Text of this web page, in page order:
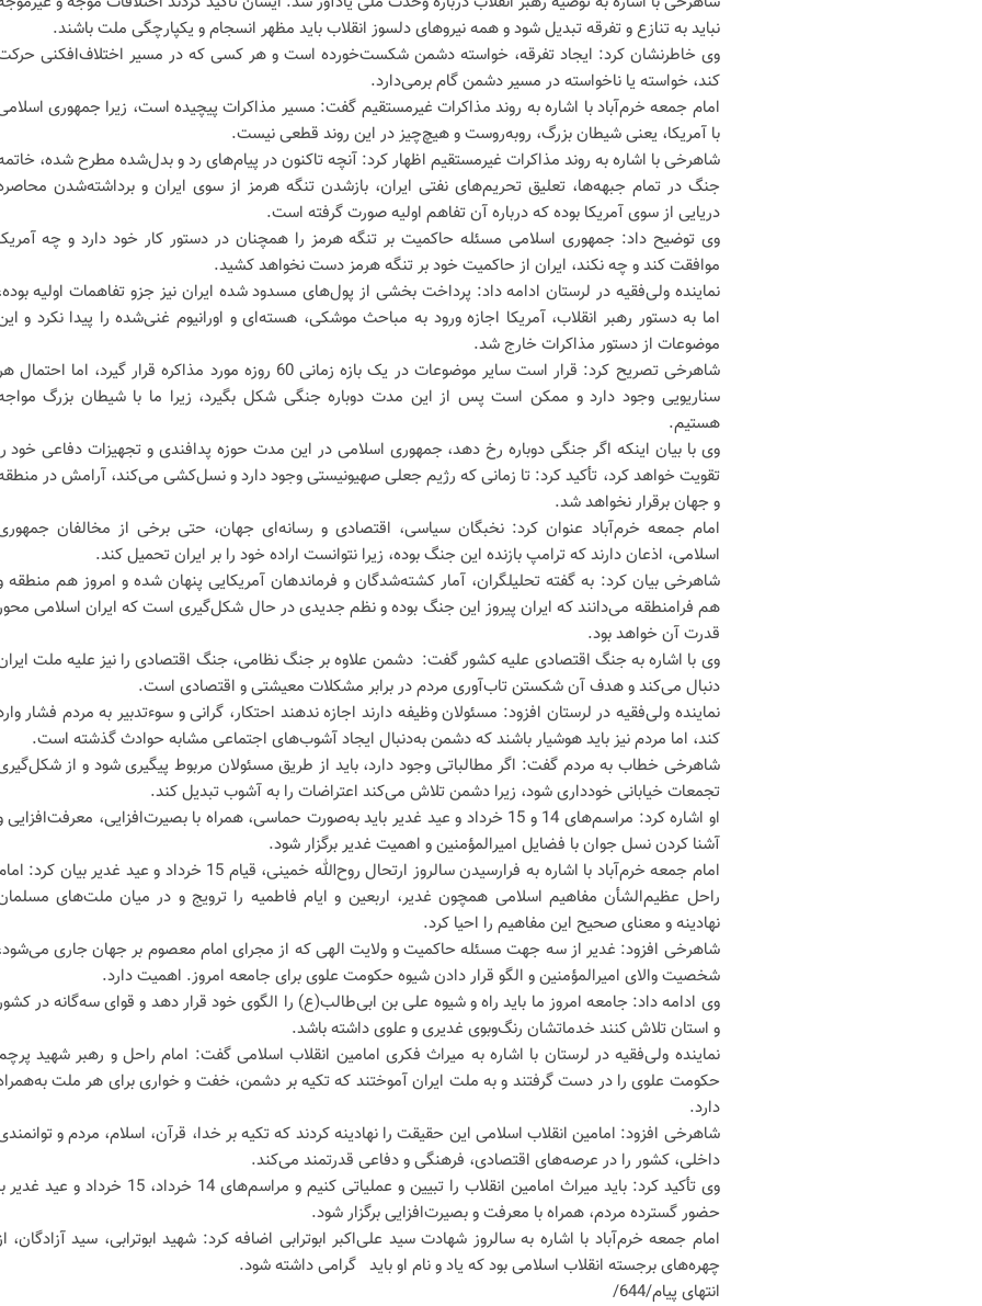
نباید به تنازع و تفرقه تبدیل شود و همه نیروهای دلسوز انقلاب باید مظهر انسجام و یکپارچگی ملت باشند.
وی خاطرنشان کرد: ایجاد تفرقه، خواسته دشمن شکست‌خورده است و هر کسی که در مسیر اختلاف‌افکنی
کند، خواسته یا ناخواسته در مسیر دشمن گام برمی‌دارد.
امام جمعه خرم‌آباد با اشاره به روند مذاکرات غیرمستقیم گفت: مسیر مذاکرات پیچیده است، زیرا جمهوری
با آمریکا، یعنی شیطان بزرگ، روبه‌روست و هیچ‌چیز در این روند قطعی نیست.
شاهرخی با اشاره به روند مذاکرات غیرمستقیم اظهار کرد: آنچه تاکنون در پیام‌های رد و بدل‌شده مطرح شده،
جنگ در تمام جبهه‌ها، تعلیق تحریم‌های نفتی ایران، بازشدن تنگه هرمز از سوی ایران و برداشته‌شدن
دریایی از سوی آمریکا بوده که درباره آن تفاهم اولیه صورت گرفته‌ است.
وی توضیح داد: جمهوری اسلامی مسئله حاکمیت بر تنگه هرمز را همچنان در دستور کار خود دارد و چه
موافقت کند و چه نکند، ایران از حاکمیت خود بر تنگه هرمز دست نخواهد کشید.
نماینده ولی‌فقیه در لرستان ادامه داد: پرداخت بخشی از پول‌های مسدود شده ایران نیز جزو تفاهمات اولیه
اما به دستور رهبر انقلاب، آمریکا اجازه ورود به مباحث موشکی، هسته‌ای و اورانیوم غنی‌شده را پیدا نکرد و
موضوعات از دستور مذاکرات خارج شد.
شاهرخی تصریح کرد: قرار است سایر موضوعات در یک بازه زمانی 60 روزه مورد مذاکره قرار گیرد، اما
سناریویی وجود دارد و ممکن است پس از این مدت دوباره جنگی شکل بگیرد، زیرا ما با شیطان بزرگ
هستیم.
وی با بیان اینکه اگر جنگی دوباره رخ دهد، جمهوری اسلامی در این مدت حوزه پدافندی و تجهیزات دفاعی خود
تقویت خواهد کرد، تأکید کرد: تا زمانی که رژیم جعلی صهیونیستی وجود دارد و نسل‌کشی می‌کند، آرامش در
و جهان برقرار نخواهد شد.
امام جمعه خرم‌آباد عنوان کرد: نخبگان سیاسی، اقتصادی و رسانه‌ای جهان، حتی برخی از مخالفان
اسلامی، اذعان دارند که ترامپ بازنده این جنگ بوده، زیرا نتوانست اراده خود را بر ایران تحمیل کند.
شاهرخی بیان کرد: به گفته تحلیلگران، آمار کشته‌شدگان و فرماندهان آمریکایی پنهان شده و امروز هم منطقه
هم فرامنطقه می‌دانند که ایران پیروز این جنگ بوده و نظم جدیدی در حال شکل‌گیری است که ایران اسلامی
قدرت آن خواهد بود.
وی با اشاره به جنگ اقتصادی علیه کشور گفت: دشمن علاوه بر جنگ نظامی، جنگ اقتصادی را نیز علیه ملت
دنبال می‌کند و هدف آن شکستن تاب‌آوری مردم در برابر مشکلات معیشتی و اقتصادی است.
نماینده ولی‌فقیه در لرستان افزود: مسئولان وظیفه دارند اجازه ندهند احتکار، گرانی و سوءتدبیر به مردم فشار
کند، اما مردم نیز باید هوشیار باشند که دشمن به‌دنبال ایجاد آشوب‌های اجتماعی مشابه حوادث گذشته است.
شاهرخی خطاب به مردم گفت: اگر مطالباتی وجود دارد، باید از طریق مسئولان مربوط پیگیری شود و از
تجمعات خیابانی خودداری شود، زیرا دشمن تلاش می‌کند اعتراضات را به آشوب تبدیل کند.
او اشاره کرد: مراسم‌های 14 و 15 خرداد و عید غدیر باید به‌صورت حماسی، همراه با بصیرت‌افزایی، معرفت‌افزایی
آشنا کردن نسل جوان با فضایل امیرالمؤمنین و اهمیت غدیر برگزار شود.
امام جمعه خرم‌آباد با اشاره به فرارسیدن سالروز ارتحال روح‌الله خمینی، قیام 15 خرداد و عید غدیر بیان کرد:
راحل عظیم‌الشأن مفاهیم اسلامی همچون غدیر، اربعین و ایام فاطمیه را ترویج و در میان ملت‌های
نهادینه و معنای صحیح این مفاهیم را احیا کرد.
شاهرخی افزود: غدیر از سه جهت مسئله حاکمیت و ولایت الهی که از مجرای امام معصوم بر جهان جاری
شخصیت والای امیرالمؤمنین و الگو قرار دادن شیوه حکومت علوی برای جامعه امروز. اهمیت دارد.
وی ادامه داد: جامعه امروز ما باید راه و شیوه علی بن ابی‌طالب(ع) را الگوی خود قرار دهد و قوای سه‌گانه در
و استان تلاش کنند خدماتشان رنگ‌وبوی غدیری و علوی داشته باشد.
نماینده ولی‌فقیه در لرستان با اشاره به میراث فکری امامین انقلاب اسلامی گفت: امام راحل و رهبر شهید
حکومت علوی را در دست گرفتند و به ملت ایران آموختند که تکیه بر دشمن، خفت و خواری برای هر ملت
دارد.
شاهرخی افزود: امامین انقلاب اسلامی این حقیقت را نهادینه کردند که تکیه بر خدا، قرآن، اسلام، مردم و
داخلی، کشور را در عرصه‌های اقتصادی، فرهنگی و دفاعی قدرتمند می‌کند.
وی تأکید کرد: باید میراث امامین انقلاب را تبیین و عملیاتی کنیم و مراسم‌های 14 خرداد، 15 خرداد و عید
حضور گسترده مردم، همراه با معرفت و بصیرت‌افزایی برگزار شود.
امام جمعه خرم‌آباد با اشاره به سالروز شهادت سید علی‌اکبر ابوترابی اضافه کرد: شهید ابوترابی، سید آزادگان،
چهره‌های برجسته انقلاب اسلامی بود که یاد و نام او باید گرامی داشته شود.
انتهای پیام/644/